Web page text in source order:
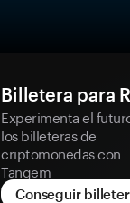
Billetera para
Experimenta el
los billeteras de
criptomonedas con
Tangem
Conseguir